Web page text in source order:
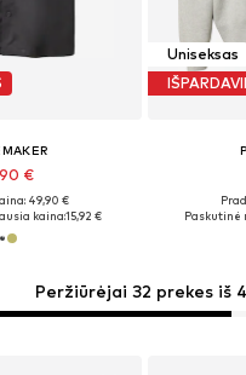
Peržiūrėjai 32 prekes iš
€
49,90 €
kaina:15,92 €
Uniseksas
Paskutinė